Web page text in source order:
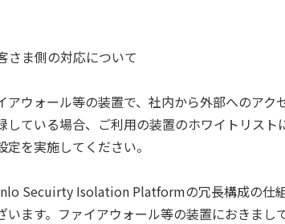
さま側の対応について
アウォール等の装置で、社内から外部へのア
している場合、ご利用の装置のホワイトリス
定を実施してください。
Secuirty Isolation Platformの冗長構成の仕
います。ファイアウォール等の装置におきま